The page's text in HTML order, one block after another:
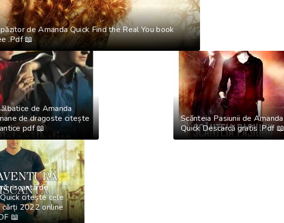
de Amanda Quick Find the Real You book
.Pdf 📖
de Amanda
de dragoste citește
pdf 📖
Scănteia Pasiunii de Amanda
Quick Descarcă gratis .Pdf 📖
riscantă de
citește cele
cărți 2022 online
📖